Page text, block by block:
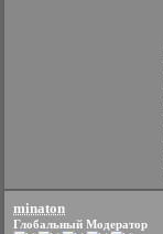
minaton
Глобальный Модератор